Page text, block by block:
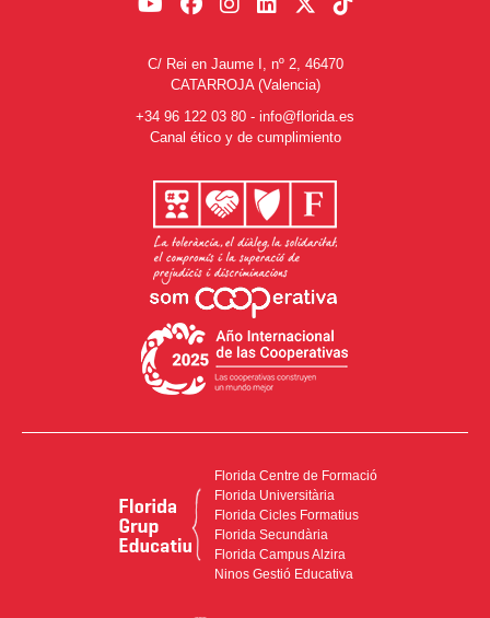
C/ Rei en Jaume I, nº 2, 46470
CATARROJA (Valencia)
+34 96 122 03 80 - info@florida.es
Canal ético y de cumplimiento
Florida Centre de Formació
Florida Universitària
Florida Cicles Formatius
Florida Secundària
Florida Campus Alzira
Ninos Gestió Educativa